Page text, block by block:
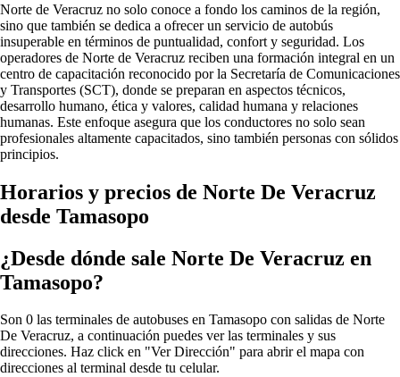
Norte de Veracruz no solo conoce a fondo los caminos de la región,
sino que también se dedica a ofrecer un servicio de autobús
insuperable en términos de puntualidad, confort y seguridad. Los
operadores de Norte de Veracruz reciben una formación integral en un
centro de capacitación reconocido por la Secretaría de Comunicaciones
y Transportes (SCT), donde se preparan en aspectos técnicos,
desarrollo humano, ética y valores, calidad humana y relaciones
humanas. Este enfoque asegura que los conductores no solo sean
profesionales altamente capacitados, sino también personas con sólidos
principios.
Horarios y precios de Norte De Veracruz
desde Tamasopo
¿Desde dónde sale Norte De Veracruz en
Tamasopo?
Son 0 las terminales de autobuses en Tamasopo con salidas de Norte
De Veracruz, a continuación puedes ver las terminales y sus
direcciones. Haz click en "Ver Dirección" para abrir el mapa con
direcciones al terminal desde tu celular.